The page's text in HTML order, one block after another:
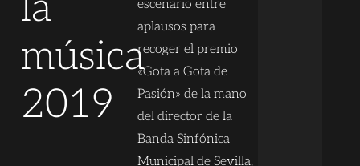
música
2019
escenario entre
aplausos para
recoger el premio
«Gota a Gota de
Pasión» de la mano
del director de la
Banda Sinfónica
Municipal de Sevilla,